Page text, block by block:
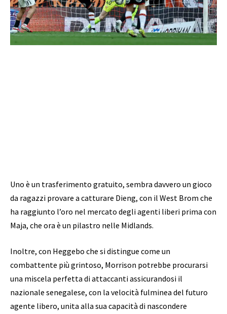
Uno è un trasferimento gratuito, sembra davvero un gioco
da ragazzi provare a catturare Dieng, con il West Brom che
ha raggiunto l’oro nel mercato degli agenti liberi prima con
Maja, che ora è un pilastro nelle Midlands.
Inoltre, con Heggebo che si distingue come un
combattente più grintoso, Morrison potrebbe procurarsi
una miscela perfetta di attaccanti assicurandosi il
nazionale senegalese, con la velocità fulminea del futuro
agente libero, unita alla sua capacità di nascondere